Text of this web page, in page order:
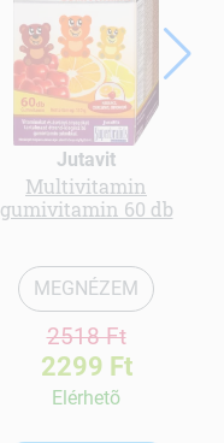
Jutavit
Multivitamin
gumivitamin 60 db
MEGNÉZEM
2518 Ft
2299 Ft
Elérhetõ